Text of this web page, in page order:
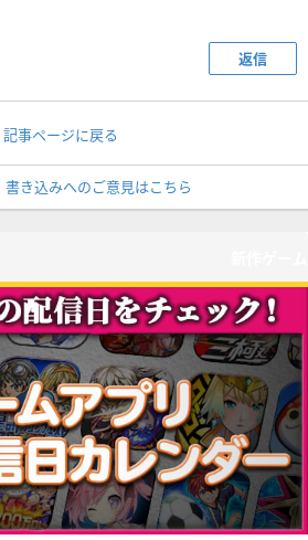
返信
記事ページに戻る
書き込みへのご意見はこちら